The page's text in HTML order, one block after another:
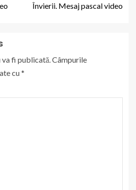
Învierii. Mesaj pascal video
fi publicată. Câmpurile
cu*